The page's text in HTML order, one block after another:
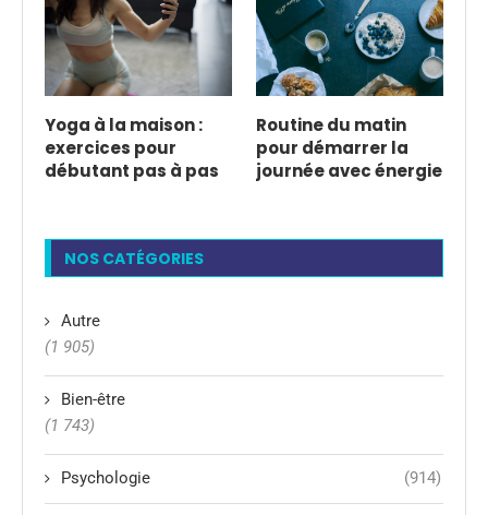
Yoga à la maison :
exercices pour
débutant pas à pas
Routine du matin
pour démarrer la
journée avec énergie
NOS CATÉGORIES
Autre
(1 905)
Bien-être
(1 743)
Psychologie (914)